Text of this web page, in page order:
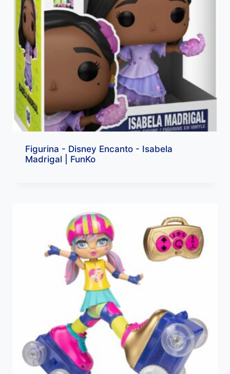
Figurina - Disney Encanto - Isabela
Madrigal | FunKo